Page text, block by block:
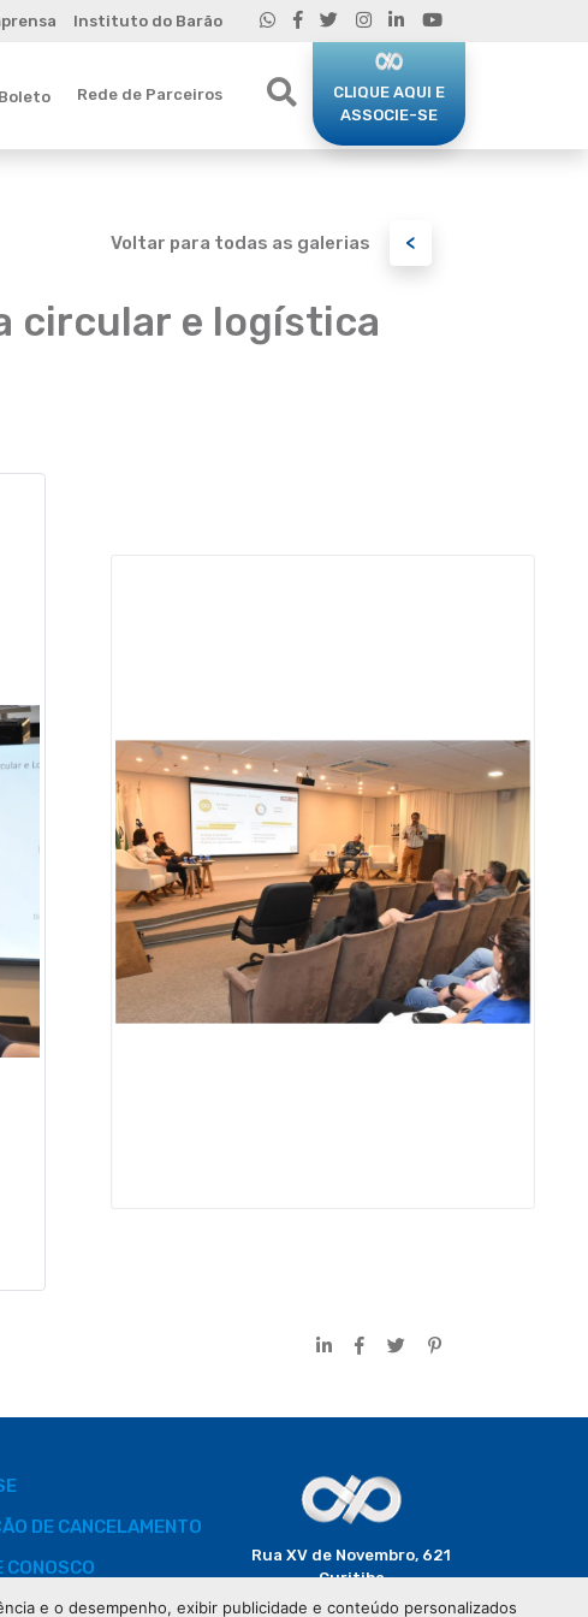
Instituto do Barão
Rede de Parceiros
CLIQUE AQUI E
ASSOCIE-SE
Voltar para todas as galerias <
circular e logística
DE CANCELAMENTO
Rua XV de Novembro, 621
Curitiba
CEP: 80020-310
e o desempenho, exibir publicidade e conteúdo personalizados